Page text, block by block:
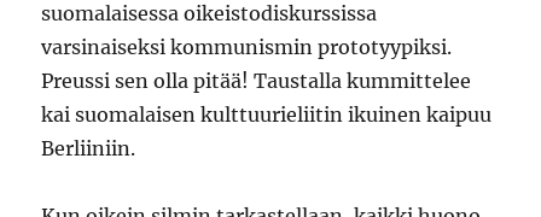
suomalaisessa oikeistodiskurssissa
varsinaiseksi kommunismin prototyypiksi.
Preussi sen olla pitää! Taustalla kummittelee
kai suomalaisen kulttuurieliitin ikuinen kaipuu
Berliiniin.